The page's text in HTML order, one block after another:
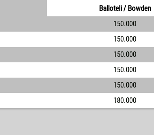
Balloteli / Bowden
150.000
150.000
150.000
150.000
150.000
180.000